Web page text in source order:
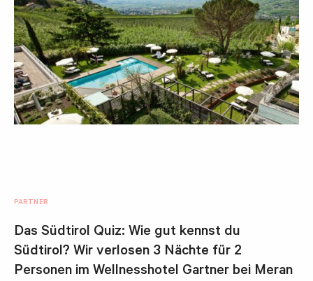
PARTNER
Das Südtirol Quiz: Wie gut kennst du
Südtirol? Wir verlosen 3 Nächte für 2
Personen im Wellnesshotel Gartner bei Meran